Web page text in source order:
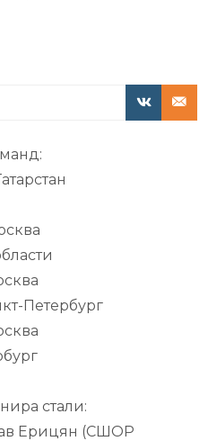
Петербург
стали:
Ерицян (СШОР